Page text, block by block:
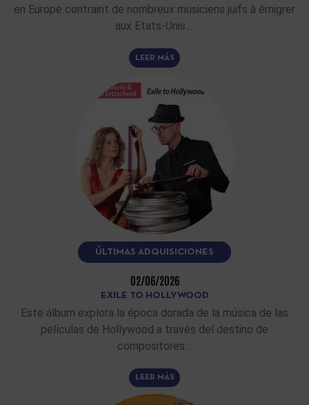
en Europe contraint de nombreux musiciens juifs à émigrer
aux Etats-Unis.…
LEER MÁS
ÚLTIMAS ADQUISICIONES
02/06/2026
EXILE TO HOLLYWOOD
Este álbum explora la época dorada de la música de las
películas de Hollywood a través del destino de
compositores…
LEER MÁS